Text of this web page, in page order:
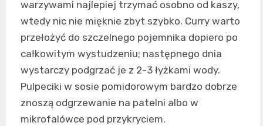
warzywami najlepiej trzymać osobno od kaszy,
wtedy nic nie mięknie zbyt szybko. Curry warto
przełożyć do szczelnego pojemnika dopiero po
całkowitym wystudzeniu; następnego dnia
wystarczy podgrzać je z 2-3 łyżkami wody.
Pulpeciki w sosie pomidorowym bardzo dobrze
znoszą odgrzewanie na patelni albo w
mikrofalówce pod przykryciem.